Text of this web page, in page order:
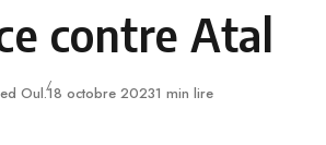
contre Atal
Oul.Publié
18 octobre 20231 min lire